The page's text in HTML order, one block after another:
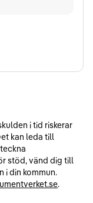
i tid riskerar
kan leda till
stöd, vänd dig till
i din kommun.
.